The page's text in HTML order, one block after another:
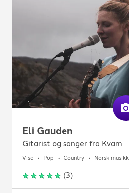
Eli Gauden
Gitarist og sanger fra Kvam
Vise Pop Country Norsk musikk
(3)